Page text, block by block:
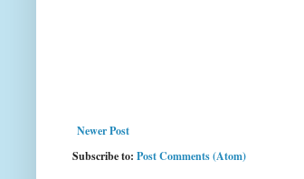
Newer Post
Subscribe to: Post Comments (Atom)